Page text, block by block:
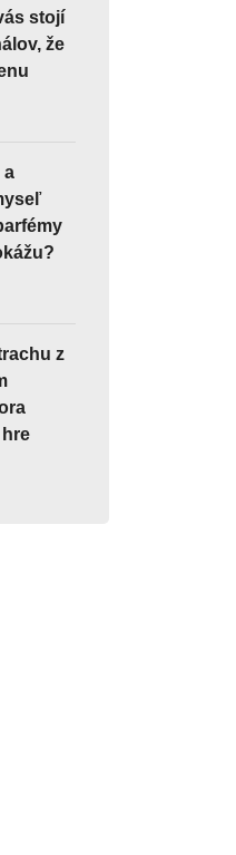
stojí
že
a
z